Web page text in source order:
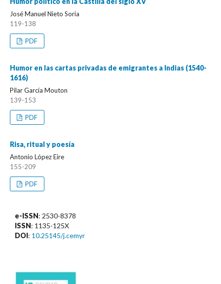
José Manuel Nieto Soria
119-138
PDF
Humor en las cartas privadas de emigrantes a Indias (1540-
1616)
Pilar García Mouton
139-153
PDF
Risa, ritual y poesía
Antonio López Eire
155-209
PDF
e-ISSN: 2530-8378
ISSN: 1135-125X
DOI: 10.25145/j.cemyr